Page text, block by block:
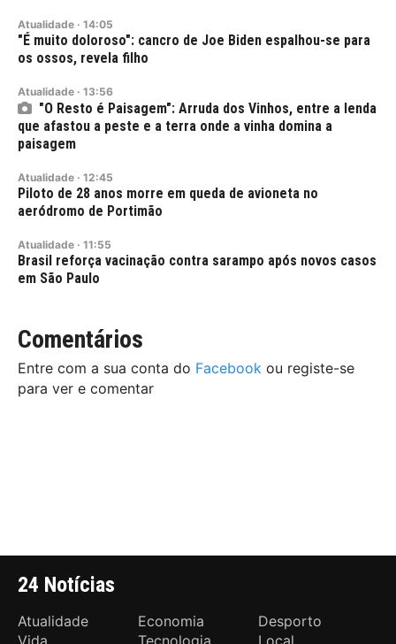
Atualidade · 14:05
"É muito doloroso": cancro de Joe Biden espalhou-se para
os ossos, revela filho
Atualidade · 13:56
"O Resto é Paisagem": Arruda dos Vinhos, entre a lenda
que afastou a peste e a terra onde a vinha domina a
paisagem
Atualidade · 12:45
Piloto de 28 anos morre em queda de avioneta no
aeródromo de Portimão
Atualidade · 11:55
Brasil reforça vacinação contra sarampo após novos casos
em São Paulo
Comentários
Entre com a sua conta do Facebook ou registe-se
para ver e comentar
24 Notícias
Atualidade Economia
Desporto
Vida
Tecnologia Local